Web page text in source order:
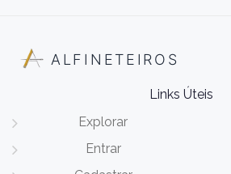
ALFINETEIROS
Links Úteis
Explorar
Entrar